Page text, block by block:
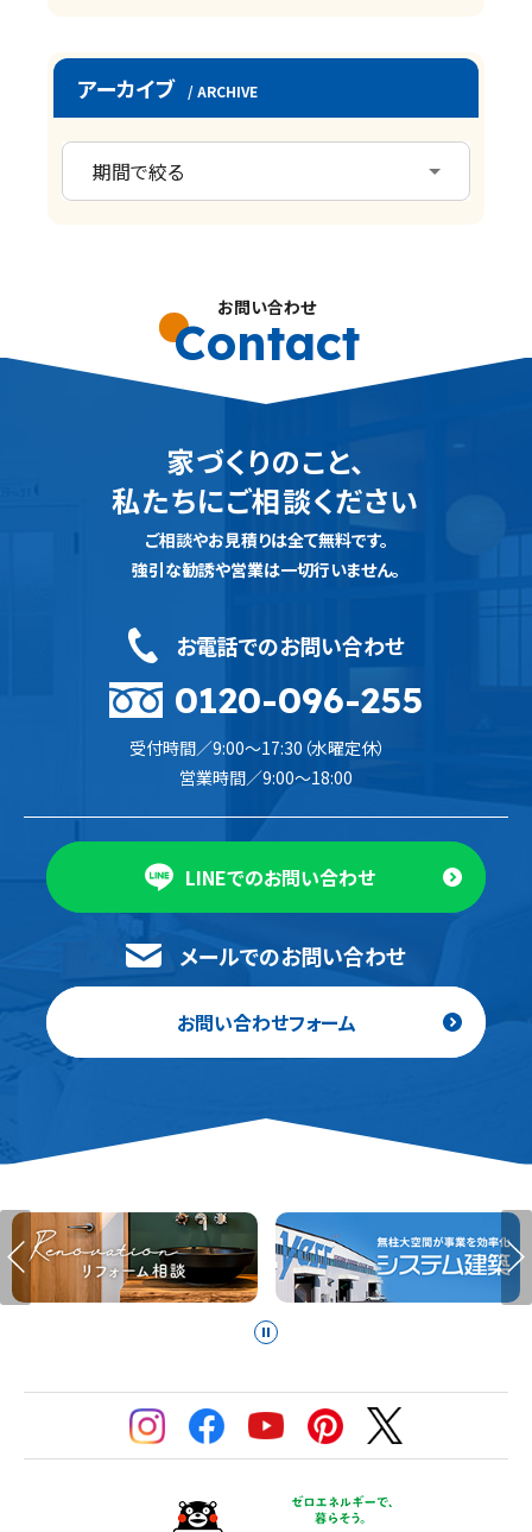
アーカイブ / ARCHIVE
お問い合わせ
Contact
家づくりのこと、
私たちにご相談ください
ご相談やお見積りは全て無料です。
強引な勧誘や営業は一切行いません。
お電話でのお問い合わせ
0120-096-255
受付時間／9:00〜17:30（水曜定休）
営業時間／9:00〜18:00
LINEでのお問い合わせ
メールでのお問い合わせ
お問い合わせフォーム